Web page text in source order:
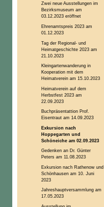
Zwei neue Ausstellungen im
Bezirksmuseum am
03.12.2023 eröffnet
Ehrenamtspreis 2023 am
01.12.2023
Tag der Regional- und
Heimatgeschichte 2023 am
21.10.2023
Kleingartenwanderung in
Kooperation mit dem
Heimatverein am 15.10.2023
Heimatverein auf dem
Herbstfest 2023 am
22.09.2023
Buchpräsentattion Prof.
Eisentraut am 14.09.2023
Exkursion nach
Hoppegarten und
Schöneiche am 02.09.2023
Gedenken an Dr. Günter
Peters am 11.08.2023
Exkursion nach Rathenow und
Schönhausen am 10. Juni
2023
Jahreshauptversammlung am
17.05.2023